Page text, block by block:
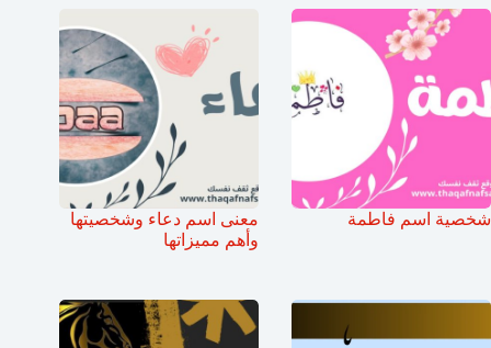
شخصية اسم فاطمة
معنى اسم دعاء وشخصيتها
وأهم مميزاتها